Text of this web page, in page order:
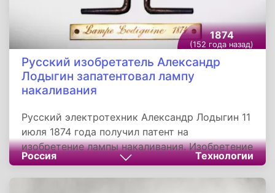
1874
(152 года назад)
Русский изобретатель Александр
Лодыгин запатентовал лампу
накаливания
Русский электротехник Александр Лодыгин 11
июля 1874 года получил патент на
изобретение лампы накаливания. Изобретение
Лодыгина было запатентовано потом в
различных европейских странах, а также в
Россия Технологии